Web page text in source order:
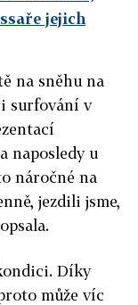
jejich
na sněhu na
surfování v
naposledy u
náročné na
jezdili jsme,
Díky
může víc